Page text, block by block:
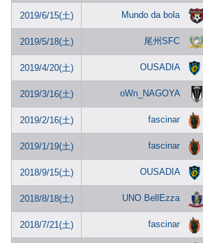
2019/6/15(土) Mundo da bola
2019/5/18(土) 尾州SFC
2019/4/20(土) OUSADIA
2019/3/16(土) oWn_NAGOYA
2019/2/16(土) fascinar
2019/1/19(土) fascinar
2018/9/15(土) OUSADIA
2018/8/18(土) UNO BellEzza
2018/7/21(土) fascinar